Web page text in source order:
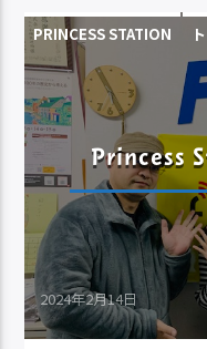
PRINCESS STATION
Princess
2024年2月14日